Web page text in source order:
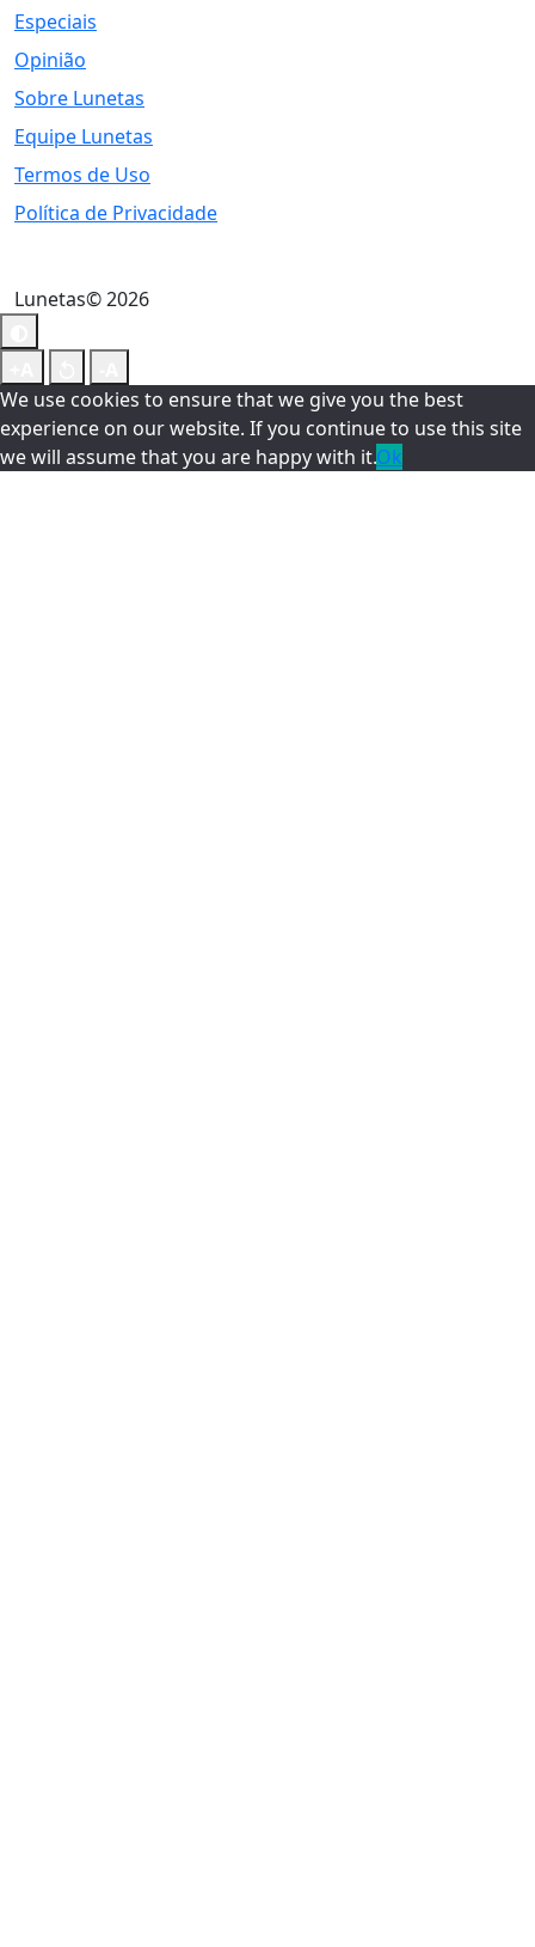
Especiais
Opinião
Sobre Lunetas
Equipe Lunetas
Termos de Uso
Política de Privacidade
Lunetas© 2026
We use cookies to ensure that we give you the best
experience on our website. If you continue to use this site
we will assume that you are happy with it.Ok